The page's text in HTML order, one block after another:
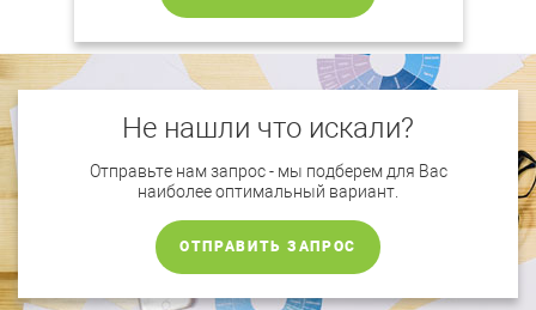
Не нашли что искали?
Отправьте нам запрос - мы подберем для Вас
наиболее оптимальный вариант.
ОТПРАВИТЬ ЗАПРОС